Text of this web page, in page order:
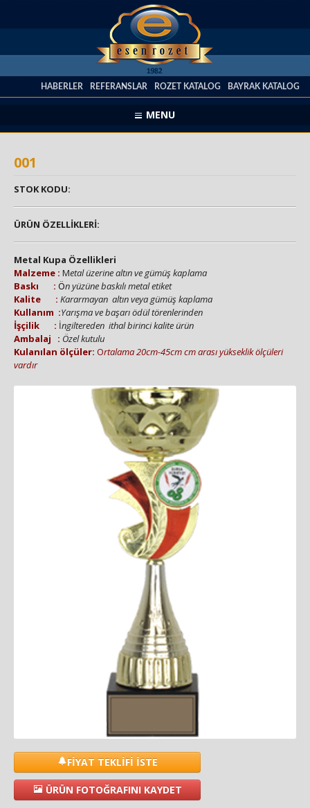
HABERLER REFERANSLAR ROZET KATALOG BAYRAK KATALOG
MENU
001
STOK KODU:
ÜRÜN ÖZELLİKLERİ:
Metal Kupa Özellikleri
Malzeme : Metal üzerine altın ve gümüş kaplama
Baskı : Ön yüzüne baskılı metal etiket
Kalite : Kararmayan altın veya gümüş kaplama
Kullanım :Yarışma ve başarı ödül törenlerinden
İşçilik : İngiltereden ithal birinci kalite ürün
Ambalaj : Özel kutulu
Kulanılan ölçüler: Ortalama 20cm-45cm cm arası yükseklik ölçüleri
vardır
FİYAT TEKLİFİ İSTE
ÜRÜN FOTOĞRAFINI KAYDET